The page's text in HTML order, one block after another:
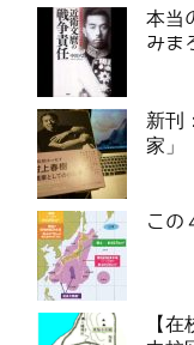
本当
みま
新刊
家」
この
【